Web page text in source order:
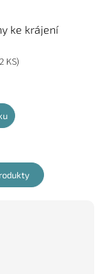
ke krájení
KS)